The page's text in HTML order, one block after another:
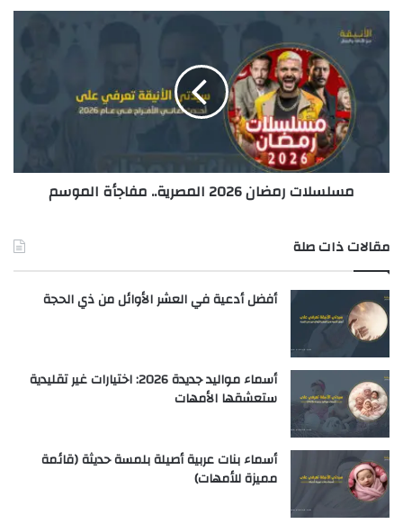
ن
ي
مسلسلات رمضان 2026 المصرية.. مفاجأة الموسم
مقالات ذات صلة
أفضل أدعية في العشر الأوائل من ذي الحجة
أسماء مواليد جديدة 2026: اختيارات غير تقليدية
ستعشقها الأمهات
أسماء بنات عربية أصيلة بلمسة حديثة (قائمة
مميزة للأمهات)